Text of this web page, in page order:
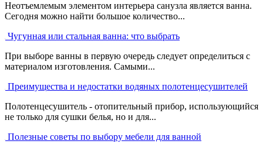
Неотъемлемым элементом интерьера санузла является ванна.
Сегодня можно найти большое количество...
Чугунная или стальная ванна: что выбрать
При выборе ванны в первую очередь следует определиться с
материалом изготовления. Самыми...
Преимущества и недостатки водяных полотенцесушителей
Полотенцесушитель - отопительный прибор, использующийся
не только для сушки белья, но и для...
Полезные советы по выбору мебели для ванной